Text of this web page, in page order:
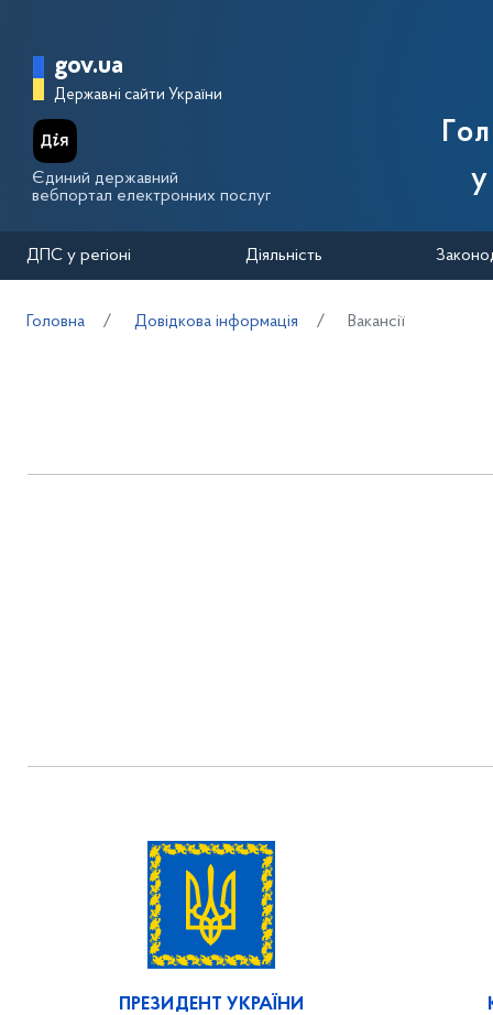
Головна сторінка Державної
gov.ua
Державні сайти України
Єдиний державний
вебпортал електронних послуг
ДПС у регіоні Діяльність
Головна Довідкова інформація Вакансії
ПРЕЗИДЕНТ УКРАЇНИ